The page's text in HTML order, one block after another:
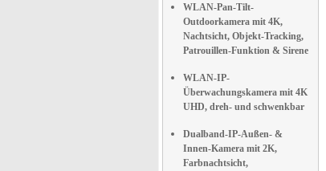
WLAN-Pan-Tilt-
Outdoorkamera mit 4K,
Nachtsicht, Objekt-Tracking,
Patrouillen-Funktion & Sirene
WLAN-IP-
Überwachungskamera mit 4K
UHD, dreh- und schwenkbar
Dualband-IP-Außen- &
Innen-Kamera mit 2K,
Farbnachtsicht,